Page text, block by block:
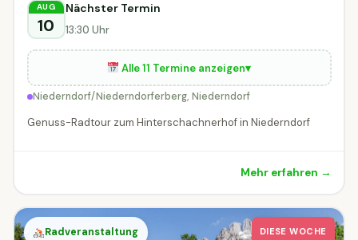
AUG
10
Nächster Termin
13:30 Uhr
Alle 11 Termine anzeigen▾
Niederndorf/Niederndorferberg, Niederndorf
Genuss-Radtour zum Hinterschachnerhof in Niederndorf
Mehr erfahren →
Radveranstaltung DIESE WOCHE